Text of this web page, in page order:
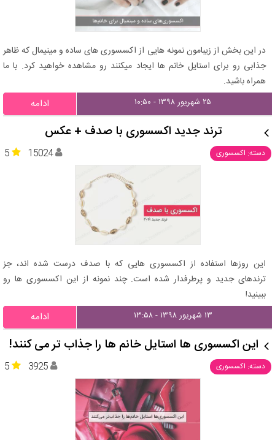
در این بخش از زیبامون نمونه هایی از اکسسوری های ساده و مینیمال که ظاهر
جذابی رو برای استایل خانم ها ایجاد میکنند رو مشاهده خواهید کرد. با ما
همراه باشید.
۲۵ شهریور ۱۳۹۸ - ۱۰:۵۰ ادامه
ترند جدید اکسسوری با صدف + عکس
دسته: اکسسوری 5 15024
این روزها استفاده از اکسسوری هایی که با صدف درست شده اند، جز
ترندهای جدید و پرطرفدار شده است. چند نمونه از این اکسسوری ها رو
ببینید!
۱۳ شهریور ۱۳۹۸ - ۱۳:۵۸ ادامه
این اکسسوری ها استایل خانم ها را جذاب تر می کنند!
دسته: اکسسوری 5 3925